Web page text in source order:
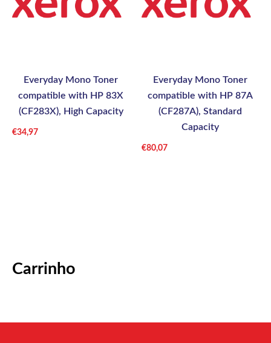
Carrinho
Everyday Mono Toner
compatible with HP 83X
(CF283X), High Capacity
€34,97
Everyday Mono Toner
compatible with HP 87A
(CF287A), Standard
Capacity
€80,07